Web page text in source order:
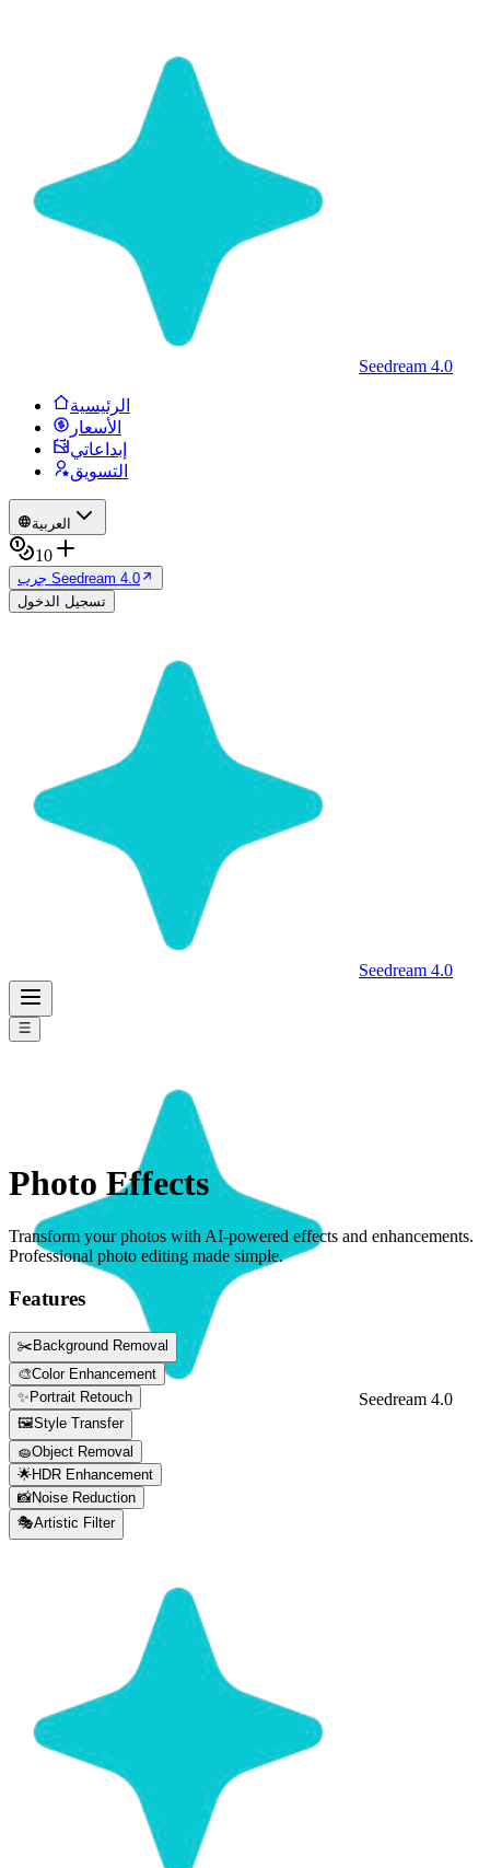
Seedream 4.0
الرئيسية
الأسعار
إبداعاتي
التسويق
العربية
10
جرب Seedream 4.0
تسجيل الدخول
Seedream 4.0
Seedream 4.0
Sign In
Photo Effects
Transform your photos with AI-powered effects and enhancements.
Professional photo editing made simple.
Features
✂️Background Removal
🎨Color Enhancement
✨Portrait Retouch
🖼️Style Transfer
🧽Object Removal
🌟HDR Enhancement
📸Noise Reduction
🎭Artistic Filter